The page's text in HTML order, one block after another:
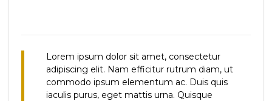
Lorem ipsum dolor sit amet, consectetur
adipiscing elit. Nam efficitur rutrum diam, ut
commodo ipsum elementum ac. Duis quis
iaculis purus, eget mattis urna. Quisque